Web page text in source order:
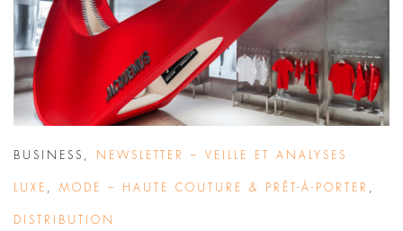
BUSINESS NEWSLETTER – VEILLE ET ANALYSES
LUXE MODE – HAUTE COUTURE & PRÊT-À-PORTER
DISTRIBUTION